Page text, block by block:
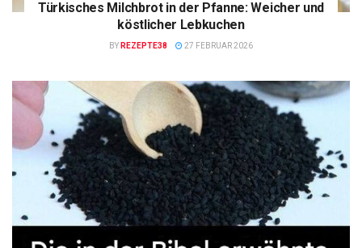
Türkisches Milchbrot in der Pfanne: Weicher und
köstlicher Lebkuchen
BY REZEPTE38 27 FEBRUAR 2026